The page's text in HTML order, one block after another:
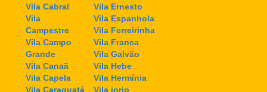
Vila Cabral
Vila
Campestre
Vila Campo
Grande
Vila Canaã
Vila Capela
Vila Caraguatá
Vila Ernesto
Vila Espanhola
Vila Ferreirinha
Vila Franca
Vila Galvão
Vila Hebe
Vila Hermínia
Vila iorio